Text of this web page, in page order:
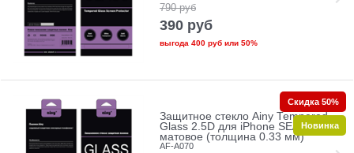
790 руб
390 руб
выгода 400 рубили 50%
Защитное стекло Ainy Tempered
Glass 2.5D для iPhone SE/5/5c/5s
матовое (толщина 0.33 мм)
AF-A070
Скидка 50%
Новинка